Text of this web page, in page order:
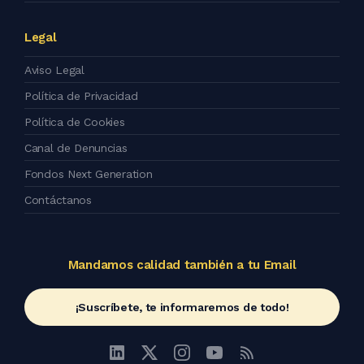
Legal
Aviso Legal
Política de Privacidad
Política de Cookies
Canal de Denuncias
Fondos Next Generation
Contáctanos
Mandamos calidad también a tu Email
¡Suscríbete, te informaremos de todo!